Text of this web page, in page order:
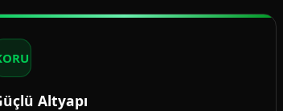
Altyapı